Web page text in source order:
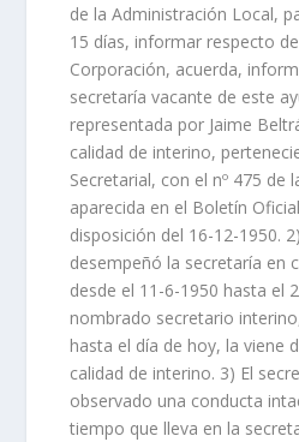
de la Administración Local,
15 días, informar respecto
Corporación, acuerda,
secretaría vacante de este
representada por Jaime
calidad de interino,
Secretarial, con el nº 475 de
aparecida en el Boletín
disposición del 16-12-1950.
desempeñó la secretaría en
desde el 11-6-1950 hasta el
nombrado secretario
hasta el día de hoy, la viene
calidad de interino. 3) El
observado una conducta
tiempo que lleva en la